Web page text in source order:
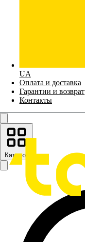
UA
Оплата и доставка
Гарантии и возврат
Контакты
Каталог